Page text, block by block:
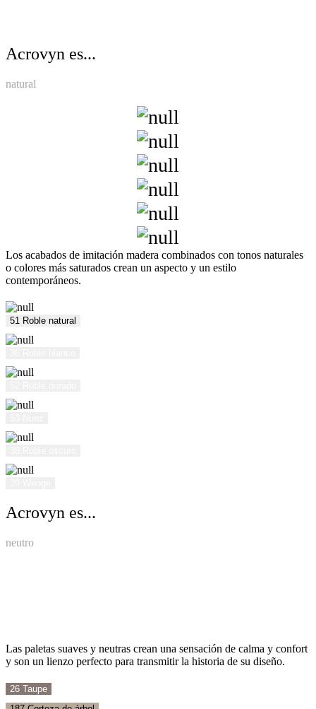
Acrovyn es...
natural
Los acabados de imitación madera combinados con tonos naturales
o colores más saturados crean un aspecto y un estilo
contemporáneos.
51 Roble natural
Acrovyn es...
neutro
Las paletas suaves y neutras crean una sensación de calma y confort
y son un lienzo perfecto para transmitir la historia de su diseño.
26 Taupe